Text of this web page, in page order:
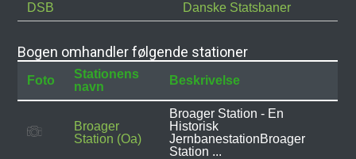
DSB
Danske Statsbaner
Bogen omhandler følgende stationer
Foto
Stationens
navn
Beskrivelse
Broager
Station (Oa)
Broager Station - En
Historisk
JernbanestationBroager
Station ...